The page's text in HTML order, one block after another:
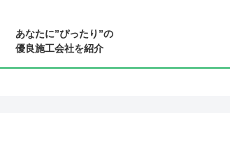
あなたに”ぴったり”の